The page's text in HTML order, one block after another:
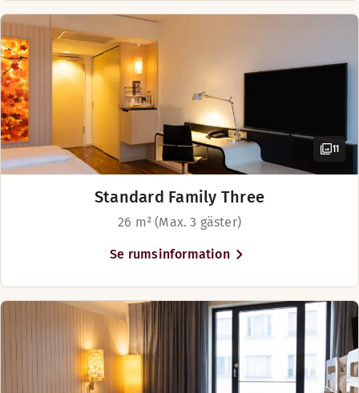
11
Standard Family Three
26 m² (Max. 3 gäster)
Se rumsinformation
Visa mer
Sängalternativ
I mån av tillgänglighet
Plats för upp till 4 personer